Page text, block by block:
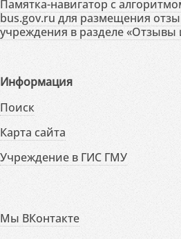
Памятка-навигатор с
bus.gov.ru для размещения
учреждения в разделе «Отзывы
Информация
Поиск
Карта сайта
Учреждение в ГИС ГМУ
Мы ВКонтакте